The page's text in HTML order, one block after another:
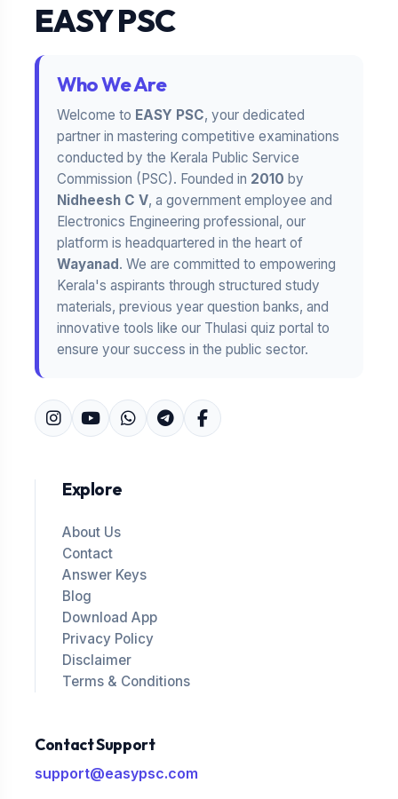
EASY PSC
Who We Are
Welcome to EASY PSC, your dedicated
partner in mastering competitive examinations
conducted by the Kerala Public Service
Commission (PSC). Founded in 2010 by
Nidheesh C V, a government employee and
Electronics Engineering professional, our
platform is headquartered in the heart of
Wayanad . We are committed to empowering
Kerala's aspirants through structured study
materials, previous year question banks, and
innovative tools like our Thulasi quiz portal to
ensure your success in the public sector.
Explore
About Us
Contact
Answer Keys
Blog
Download App
Privacy Policy
Disclaimer
Terms & Conditions
Contact Support
support@easypsc.com